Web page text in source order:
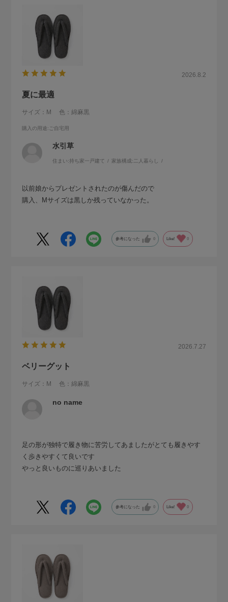
2026.8.2
夏に最適
サイズ：M 色：綿麻黒
購入の用途:ご自宅用
水引草
住まい:持ち家一戸建て 家族構成:二人暮らし
以前娘からプレゼントされたのが傷んだので
購入、Mサイズは黒しか残っていなかった。
参考になった 0 Like! 0
2026.7.27
ベリーグット
サイズ：M 色：綿麻黒
no name
足の形が独特で履き物に苦労してあましたがとても履きやす
く歩きやすくて良いです
やっと良いものに巡りあいました
参考になった 0 Like! 0